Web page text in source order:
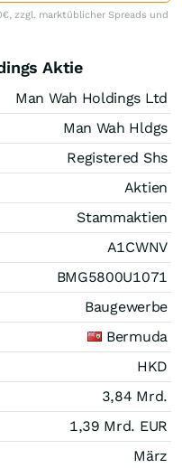
zzgl. marktüblicher Spreads und
Aktie
Man Wah Holdings Ltd
Man Wah Hldgs
Registered Shs
Aktien
Stammaktien
A1CWNV
BMG5800U1071
Baugewerbe
Bermuda
HKD
3,84 Mrd.
1,39 Mrd. EUR
März